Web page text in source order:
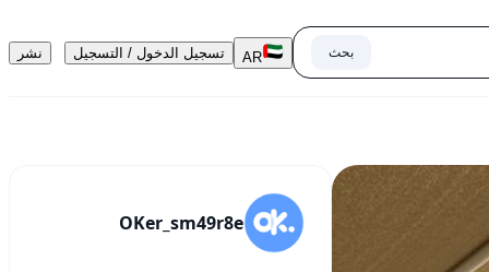
بحث AR تسجيل الدخول / التسجيل نشر
OKer_sm49r8e